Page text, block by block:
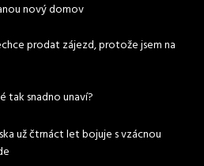
nový domov
prodat zájezd, protože jsem na
tak snadno unaví?
už čtrnáct let bojuje s vzácnou